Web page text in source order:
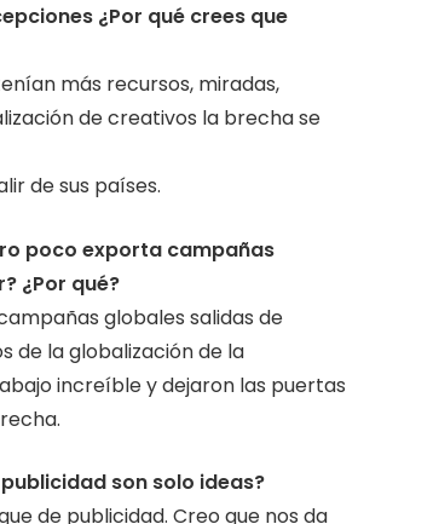
¿Por qué crees que
más recursos, miradas,
de creativos la brecha se
de sus países.
poco exporta campañas
¿Por qué?
globales salidas de
de la globalización de la
increíble y dejaron las puertas
son solo ideas?
de publicidad. Creo que nos da